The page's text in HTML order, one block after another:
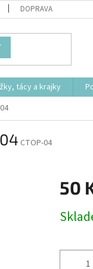
DOPRAVA
tácy a krajky
CTOP-04
50
cena: